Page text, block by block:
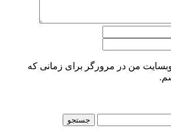
وبسایت من در مرورگر برای زمانی که